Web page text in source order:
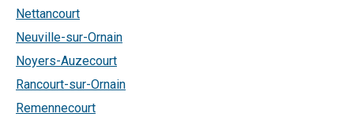
Nettancourt
Neuville-sur-Ornain
Noyers-Auzecourt
Rancourt-sur-Ornain
Remennecourt